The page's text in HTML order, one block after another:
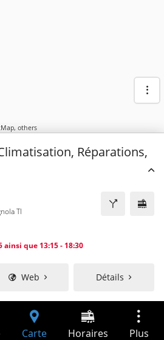
, others
Réparations,
TI
ainsi que 13:15 - 18:30
Web Détails
Carte Horaires Plus